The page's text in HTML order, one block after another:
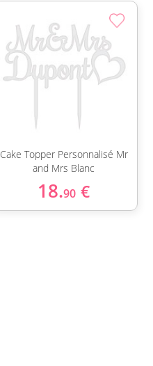
Cake Topper Personnalisé Mr
and Mrs Blanc
18.90 €